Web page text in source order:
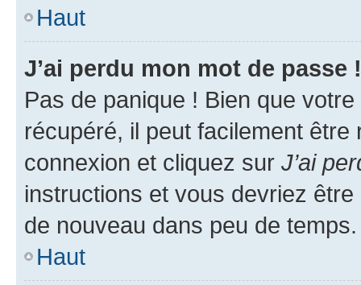
Haut
J’ai perdu mon mot de passe !
Pas de panique ! Bien que
récupéré, il peut facilement
connexion et cliquez sur J’ai
instructions et vous devriez
de nouveau dans peu de temps.
Haut